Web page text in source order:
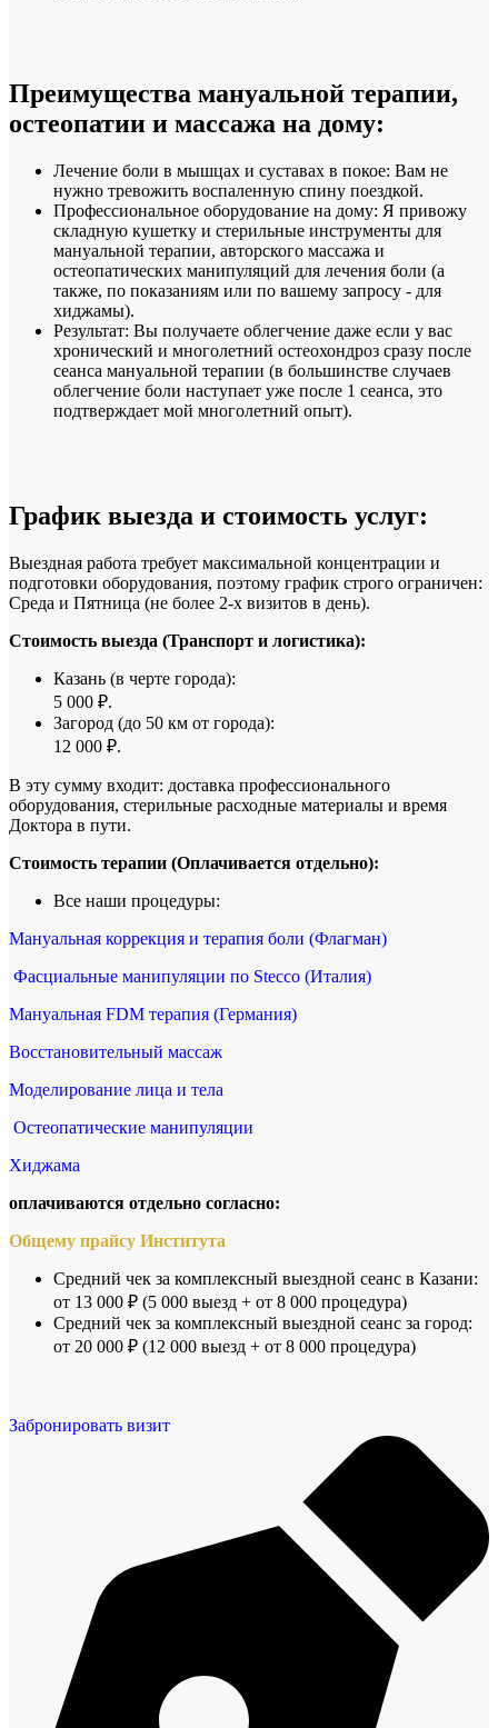
Преимущества мануальной терапии,
остеопатии и массажа на дому:
Лечение боли в мышцах и суставах в покое: Вам не
нужно тревожить воспаленную спину поездкой.
Профессиональное оборудование на дому: Я привожу
складную кушетку и стерильные инструменты для
мануальной терапии, авторского массажа и
остеопатических манипуляций для лечения боли (а
также, по показаниям или по вашему запросу - для
хиджамы).
Результат: Вы получаете облегчение даже если у вас
хронический и многолетний остеохондроз сразу после
сеанса мануальной терапии (в большинстве случаев
облегчение боли наступает уже после 1 сеанса, это
подтверждает мой многолетний опыт).
График выезда и стоимость услуг:
Выездная работа требует максимальной концентрации и
подготовки оборудования, поэтому график строго ограничен:
Среда и Пятница (не более 2-х визитов в день).
Стоимость выезда (Транспорт и логистика):
Казань (в черте города):
5 000 ₽.
Загород (до 50 км от города):
12 000 ₽.
В эту сумму входит: доставка профессионального
оборудования, стерильные расходные материалы и время
Доктора в пути.
Стоимость терапии (Оплачивается отдельно):
Все наши процедуры:
Мануальная коррекция и терапия боли (Флагман)
Фасциальные манипуляции по Stecco (Италия)
Мануальная FDM терапия (Германия)
Восстановительный массаж
Моделирование лица и тела
Остеопатические манипуляции
Хиджама
оплачиваются отдельно согласно:
Общему прайсу Института
Средний чек за комплексный выездной сеанс в Казани:
от 13 000 ₽ (5 000 выезд + от 8 000 процедура)
Средний чек за комплексный выездной сеанс за город:
от 20 000 ₽ (12 000 выезд + от 8 000 процедура)
Забронировать визит